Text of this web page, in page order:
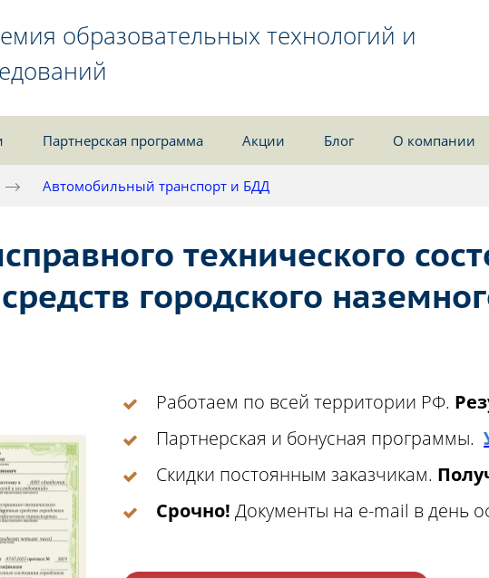
образовательных технологий и
Партнерская программа Акции Блог О компании
Автомобильный транспорт и БДД
технического
городского
Работаем по всей территории РФ.
Партнерская и бонусная программы.
Скидки постоянным заказчикам.
Срочно! Документы на e-mail в день